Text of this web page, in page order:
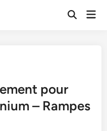
Open
pour
– Rampes